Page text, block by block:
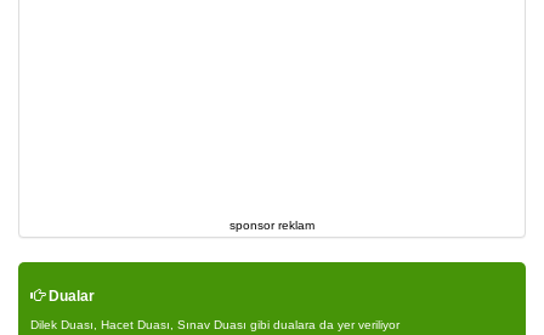
sponsor reklam
Dualar
Dilek Duası, Hacet Duası, Sınav Duası gibi dualara da yer veriliyor